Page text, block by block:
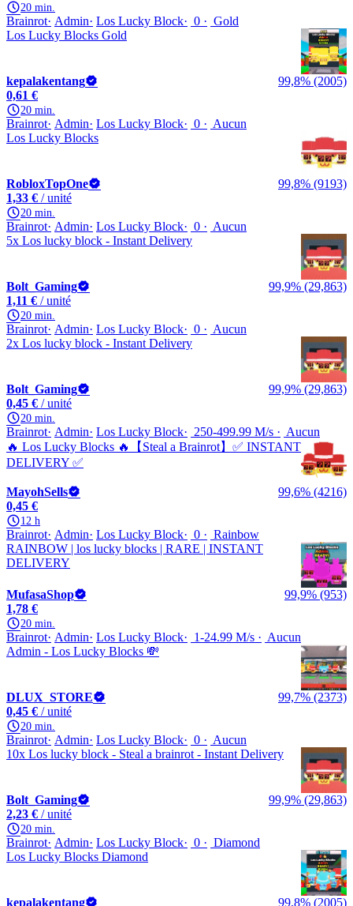
20 min.
Brainrot Admin Los Lucky Block 0
Gold
Los Lucky Blocks Gold
kepalakentang
99,8% (2005)
0,61 €
20 min.
Brainrot Admin Los Lucky Block 0
Aucun
Los Lucky Blocks
RobloxTopOne
99,8% (9193)
1,33 € / unité
20 min.
Brainrot Admin Los Lucky Block 0
Aucun
5x Los lucky block - Instant Delivery
Bolt_Gaming
99,9% (29,863)
1,11 € / unité
20 min.
Brainrot Admin Los Lucky Block 0
Aucun
2x Los lucky block - Instant Delivery
Bolt_Gaming
99,9% (29,863)
0,45 € / unité
20 min.
Brainrot Admin Los Lucky Block 250-499.99 M/s
Aucun
🔥 Los Lucky Blocks 🔥【Steal a Brainrot】✅ INSTANT
DELIVERY ✅
MayohSells
99,6% (4216)
0,45 €
12 h
Brainrot Admin Los Lucky Block 0
Rainbow
RAINBOW | los lucky blocks | RARE | INSTANT
DELIVERY
MufasaShop
99,9% (953)
1,78 €
20 min.
Brainrot Admin Los Lucky Block 1-24.99 M/s
Aucun
Admin - Los Lucky Blocks 💸
DLUX_STORE
99,7% (2373)
0,45 € / unité
20 min.
Brainrot Admin Los Lucky Block 0
Aucun
10x Los lucky block - Steal a brainrot - Instant Delivery
Bolt_Gaming
99,9% (29,863)
2,23 € / unité
20 min.
Brainrot Admin Los Lucky Block 0
Diamond
Los Lucky Blocks Diamond
kepalakentang 99,8% (2005)